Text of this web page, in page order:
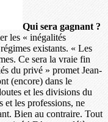
Qui sera gagnant ?
les « inégalités
existants. « Les
Ce sera la vraie fin
du privé » promet Jean-
(encore) dans le
et les divisions du
et les professions, ne
Bien au contraire. Tout